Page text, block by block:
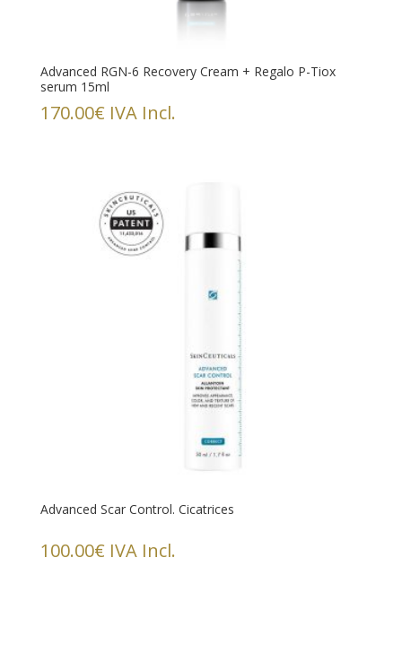
Advanced RGN-6 Recovery Cream + Regalo P-Tiox
serum 15ml
170.00€ IVA Incl.
Advanced Scar Control. Cicatrices
100.00€ IVA Incl.